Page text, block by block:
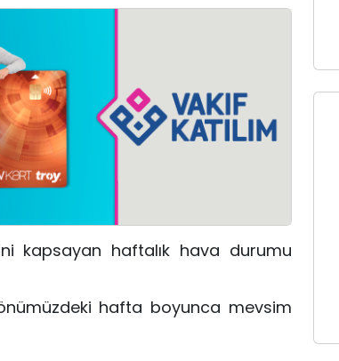
kapsayan haftalık hava durumu
önümüzdeki hafta boyunca mevsim